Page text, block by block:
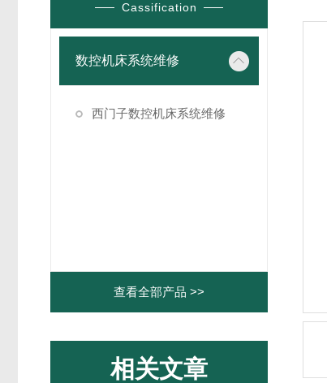
Cassification
数控机床系统维修
西门子数控机床系统维修
查看全部产品 >>
相关文章